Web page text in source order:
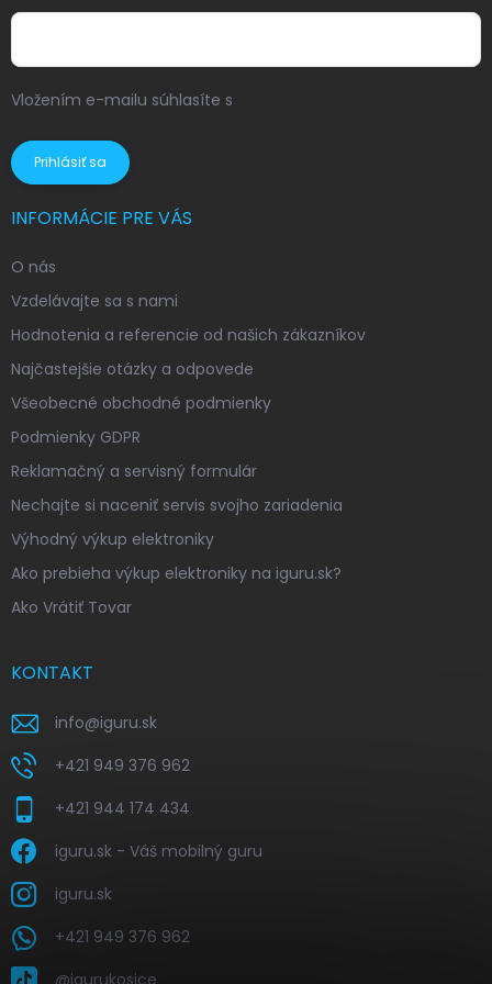
Vložením e-mailu súhlasíte s
Prihlásiť sa
INFORMÁCIE PRE VÁS
O nás
Vzdelávajte sa s nami
Hodnotenia a referencie od našich zákazníkov
Najčastejšie otázky a odpovede
Všeobecné obchodné podmienky
Podmienky GDPR
Reklamačný a servisný formulár
Nechajte si naceniť servis svojho zariadenia
Výhodný výkup elektroniky
Ako prebieha výkup elektroniky na iguru.sk?
Ako Vrátiť Tovar
KONTAKT
info@iguru.sk
+421 949 376 962
+421 944 174 434
iguru.sk - Váš mobilný guru
iguru.sk
+421 949 376 962